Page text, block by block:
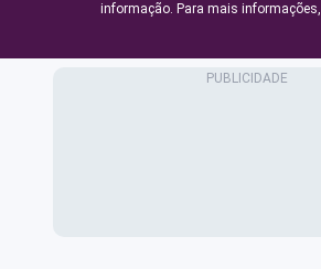
informação. Para mais informações,